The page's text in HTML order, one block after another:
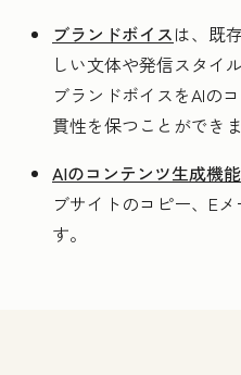
ブランドボイスは、既
しい文体や発信スタイ
ブランドボイスをAIの
貫性を保つことができま
AIのコンテンツ生成機能
ブサイトのコピー、E
す。